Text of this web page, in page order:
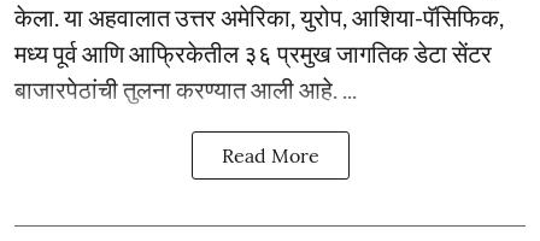
केला. या अहवालात उत्तर अमेरिका, युरोप, आशिया-पॅसिफिक,
मध्य पूर्व आणि आफ्रिकेतील ३६ प्रमुख जागतिक डेटा सेंटर
बाजारपेठांची तुलना करण्यात आली आहे. ...
Read More